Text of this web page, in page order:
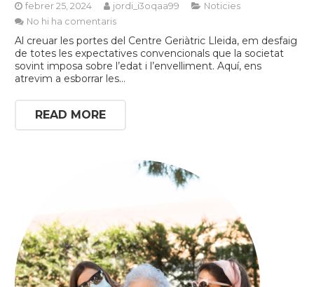
febrer 25, 2024 jordi_i3oqaa99
Noticies
No hi ha comentaris
Al creuar les portes del Centre Geriàtric Lleida, em desfaig
de totes les expectatives convencionals que la societat
sovint imposa sobre l’edat i l’envelliment. Aquí, ens
atrevim a esborrar les…
READ MORE